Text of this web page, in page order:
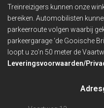
Treinreizigers kunnen onze
bereiken. Automobilisten
parkeerroute volgen waarbij
parkeergarage ‘de Gooische
loopt u zo’n 50 meter de
Leveringsvoorwaarden/